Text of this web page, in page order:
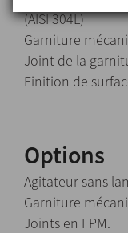
(AISI 304L)
Garniture
Joint de la
Finition de
Options
Agitateur sans
Garniture
Joints en FPM.